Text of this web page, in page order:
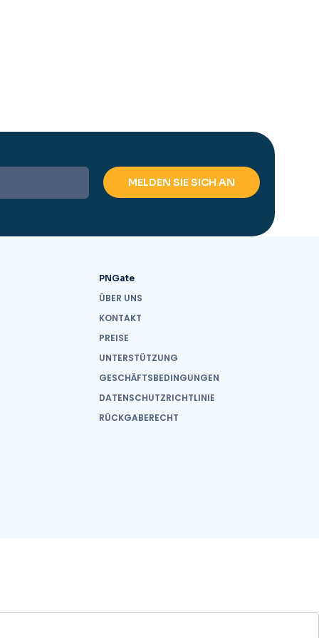
PNGate
ÜBER UNS
KONTAKT
PREISE
UNTERSTÜTZUNG
GESCHÄFTSBEDINGUNGEN
DATENSCHUTZRICHTLINIE
RÜCKGABERECHT